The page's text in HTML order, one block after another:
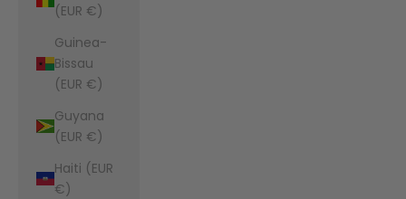
(EUR €)
Guinea-
Bissau
(EUR €)
Guyana
(EUR €)
Haiti (EUR
€)